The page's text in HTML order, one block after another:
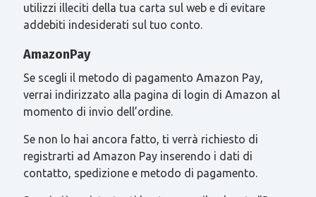
utilizzi illeciti della tua carta sul web e di evitare
addebiti indesiderati sul tuo conto.
AmazonPay
Se scegli il metodo di pagamento Amazon Pay,
verrai indirizzato alla pagina di login di Amazon al
momento di invio dell’ordine.
Se non lo hai ancora fatto, ti verrà richiesto di
registrarti ad Amazon Pay inserendo i dati di
contatto, spedizione e metodo di pagamento.